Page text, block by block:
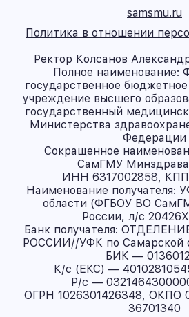
samsmu.ru
Политика в отношении
Ректор Колсанов
Полное наименование:
государственное бюджетное
учреждение высшего
государственный
Министерства
Федерации
Сокращенное
СамГМУ Минздрава
ИНН 6317002858, КПП
Наименование получателя:
области (ФГБОУ ВО
России, л/с
Банк получателя:
РОССИИ//УФК по Самарской
БИК —
К/с (ЕКС) —
Р/с —
ОГРН 1026301426348, ОКПО
36701340